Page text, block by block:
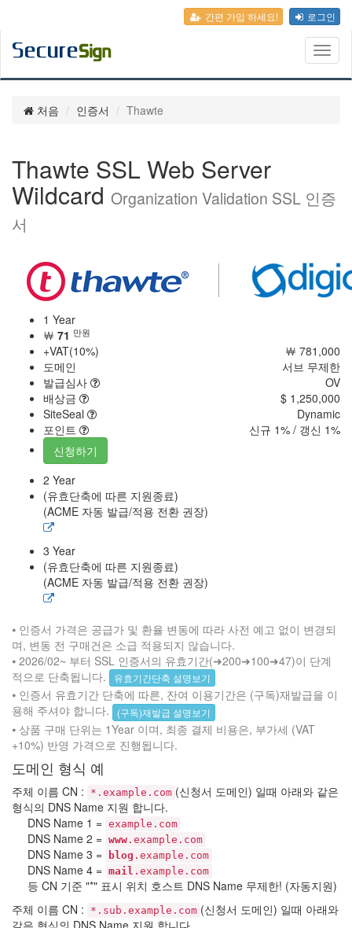
간편 가입 하세요! 로그인
처음 인증서 Thawte
Thawte SSL Web Server
Wildcard Organization Validation SSL 인증
서
1 Year
￦ 71 만원
￦ 781,000
+VAT(10%)
서브 무제한
도메인
OV
발급심사
$ 1,250,000
배상금
Dynamic
SiteSeal
신규 1% / 갱신 1%
포인트
신청하기
2 Year
(유효단축에 따른 지원종료)
(ACME 자동 발급/적용 전환 권장)
3 Year
(유효단축에 따른 지원종료)
(ACME 자동 발급/적용 전환 권장)
⦁ 인증서 가격은 공급가 및 환율 변동에 따라 사전 예고 없이 변경되
며, 변동 전 구매건은 소급 적용되지 않습니다.
⦁ 2026/02~ 부터 SSL 인증서의 유효기간(➜200➜100➜47)이 단계
적으로 단축됩니다.
유효기간단축 설명보기
⦁ 인증서 유효기간 단축에 따른, 잔여 이용기간은 (구독)재발급을 이
용해 주셔야 합니다.
(구독)재발급 설명보기
⦁ 상품 구매 단위는 1Year 이며, 최종 결제 비용은, 부가세 (VAT
+10%) 반영 가격으로 진행됩니다.
도메인 형식 예
주체 이름 CN : *.example.com (신청서 도메인) 일때 아래와 같은
형식의 DNS Name 지원 합니다.
DNS Name 1 = example.com
DNS Name 2 = www .example.com
DNS Name 3 = blog .example.com
DNS Name 4 = mail .example.com
등 CN 기준 "*" 표시 위치 호스트 DNS Name 무제한! (자동지원)
주체 이름 CN :
*.sub.example.com (신청서 도메인) 일때 아래와
같은 형식의 DNS Name 지원 합니다.